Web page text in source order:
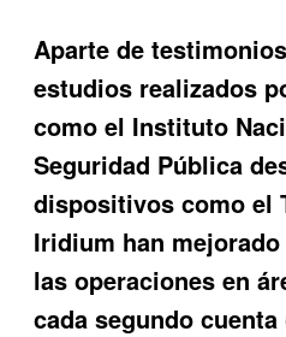
Aparte de
estudios realizados
como el Instituto
Seguridad Pública
dispositivos como el
Iridium han
las operaciones en
cada segundo